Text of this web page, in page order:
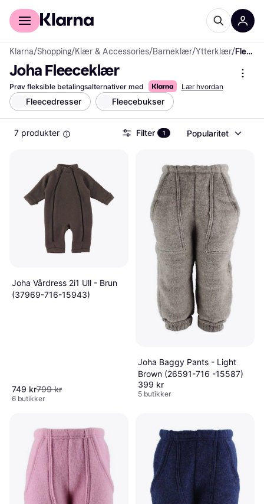
For kunder
Klarna/Shopping/Klær & Accessories/Barneklær/Ytterklær/ Fleeceklær
Joha Fleeceklær
Prøv fleksible betalingsalternativer med Lær hvordan
Fleecedresser Fleecebukser
7 produkter Filter 1 Popularitet
Joha Vårdress 2i1 Ull - Brun
(37969-716-15943)
749 kr799 kr
6 butikker
Joha Baggy Pants - Light
Brown (26591-716 -15587)
399 kr
5 butikker